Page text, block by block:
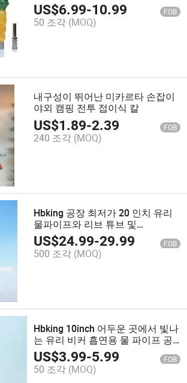
US$6.99-10.99 FOB
50 조각 (MOQ)
내구성이 뛰어난 미카르타 손잡이
야외 캠핑 전투 접이식 칼
US$1.89-2.39 FOB
240 조각 (MOQ)
Hbking 공장 최저가 20 인치 유리
물파이프와 리브 튜브 및
2chamber 흡연 파이프 하드 유리
물파이프
US$24.99-29.99 FOB
500 조각 (MOQ)
Hbking 10inch 어두운 곳에서 빛나
는 유리 비커 흡연용 물 파이프 공
장 가격
US$3.99-5.99 FOB
50 조각 (MOQ)